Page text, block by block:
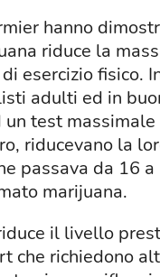
hanno
riduce la
esercizio fisico.
adulti ed in
test
riducevano la
passava da 16
marijuana.
il livello
che richiedono